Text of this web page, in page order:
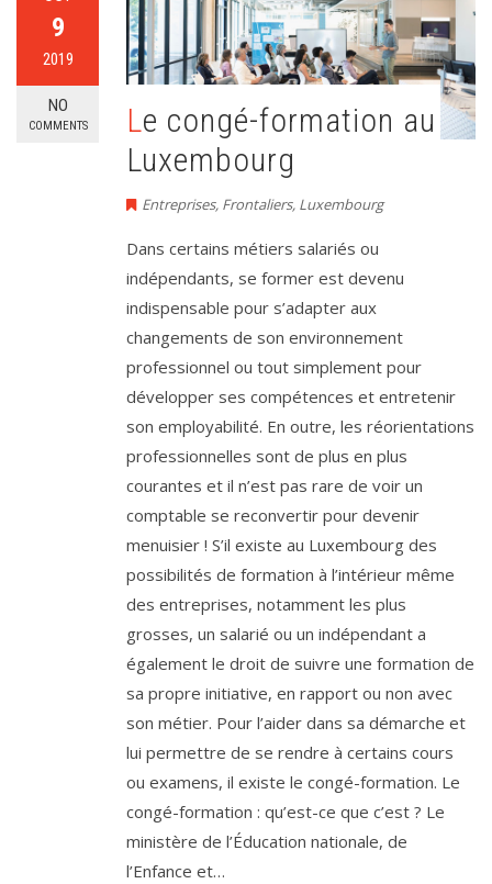
9
2019
NO
COMMENTS
Le congé-formation au
Luxembourg
Entreprises, Frontaliers, Luxembourg
Dans certains métiers salariés ou
indépendants, se former est devenu
indispensable pour s’adapter aux
changements de son environnement
professionnel ou tout simplement pour
développer ses compétences et entretenir
son employabilité. En outre, les réorientations
professionnelles sont de plus en plus
courantes et il n’est pas rare de voir un
comptable se reconvertir pour devenir
menuisier ! S’il existe au Luxembourg des
possibilités de formation à l’intérieur même
des entreprises, notamment les plus
grosses, un salarié ou un indépendant a
également le droit de suivre une formation de
sa propre initiative, en rapport ou non avec
son métier. Pour l’aider dans sa démarche et
lui permettre de se rendre à certains cours
ou examens, il existe le congé-formation. Le
congé-formation : qu’est-ce que c’est ? Le
ministère de l’Éducation nationale, de
l’Enfance et…